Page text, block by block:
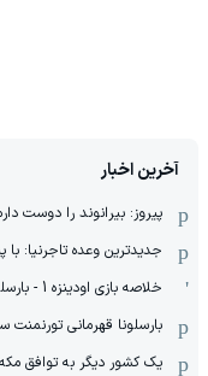
آخرین اخبار
پیروز: بیرانوند را دوست
جدیدترین وعده تاجرنیا:
خلاصه بازی اودینزه 1 - بارسلونا 0
بارسلونا قهرمانی تورنمنت
یک کشور دیگر به توافق